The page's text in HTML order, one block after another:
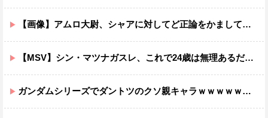
【画像】アムロ大尉、シャアに対してど正論をかましてしまうｗｗｗｗｗｗｗｗｗｗ
【MSV】シン・マツナガスレ、これで24歳は無理あるだろ…
ガンダムシリーズでダントツのクソ親キャラｗｗｗｗｗｗｗｗｗｗｗｗ